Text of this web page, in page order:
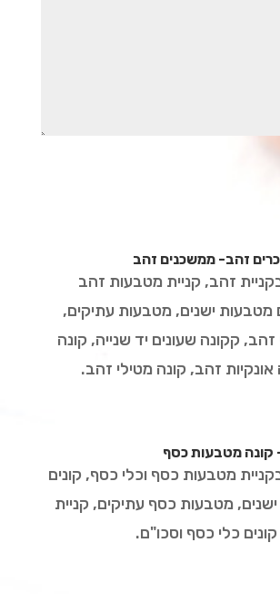
זהב- ממשכנים זהב
זהב, קניית מטבעות זהב
מטבעות ישנים, מטבעות עתיקים,
זהב, קקונה שעונים יד שנייה, קונה
אונקיות זהב, קונה מטילי זהב.
קונה מטבעות כסף
מטבעות כסף וכלי כסף, קונים
מטבעות כסף עתיקים, קניית
כלי כסף וסכו"ם.